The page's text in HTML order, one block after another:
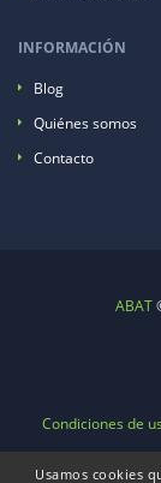
INFORMACIÓN
Blog
Quiénes somos
Contacto
ABAT
Condiciones de
Usamos cookies